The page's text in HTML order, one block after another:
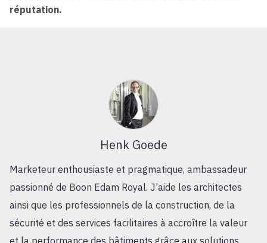
réputation.
Henk Goede
Marketeur enthousiaste et pragmatique, ambassadeur
passionné de Boon Edam Royal. J’aide les architectes
ainsi que les professionnels de la construction, de la
sécurité et des services facilitaires à accroître la valeur